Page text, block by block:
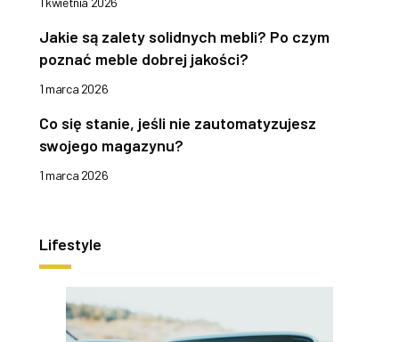
Jakie są zalety solidnych mebli? Po czym
poznać meble dobrej jakości?
1 marca 2026
Co się stanie, jeśli nie zautomatyzujesz
swojego magazynu?
1 marca 2026
Lifestyle